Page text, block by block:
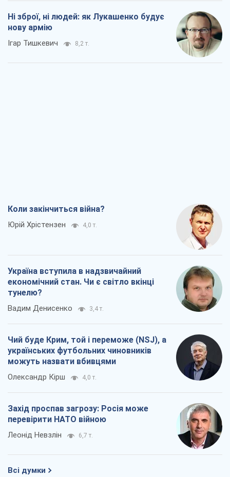
Ні зброї, ні людей: як Лукашенко будує
нову армію
Ігар Тишкевич 8,2 т.
Коли закінчиться війна?
Юрій Хрістензен 4,0 т.
Україна вступила в надзвичайний
економічний стан. Чи є світло вкінці
тунелю?
Вадим Денисенко 3,4 т.
Чий буде Крим, той і переможе (NSJ), а
українських футбольних чиновників
можуть назвати вбивцями
Олександр Кірш 4,0 т.
Захід проспав загрозу: Росія може
перевірити НАТО війною
Леонід Невзлін 6,7 т.
Всі думки